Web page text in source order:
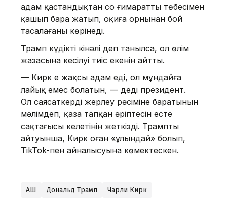
адам қастандықтан соң ғимараттың төбесімен
қашып бара жатып, оқиға орнынан бой
тасалағаны көрінеді.
Трамп күдікті кінәлі деп танылса, ол өлім
жазасына кесілуі тиіс екенін айтты.
— Кирк ең жақсы адам еді, ол мұндайға
лайық емес болатын, — деді президент.
Ол саясаткердің жерлеу рәсіміне баратынын
мәлімдеп, қаза тапқан әріптесін есте
сақтағысы келетінін жеткізді. Трамптың
айтуынша, Кирк оған «ұлындай» болып,
TikTok-пен айналысуына көмектескен.
АҚШ Дональд Трамп Чарли Кирк